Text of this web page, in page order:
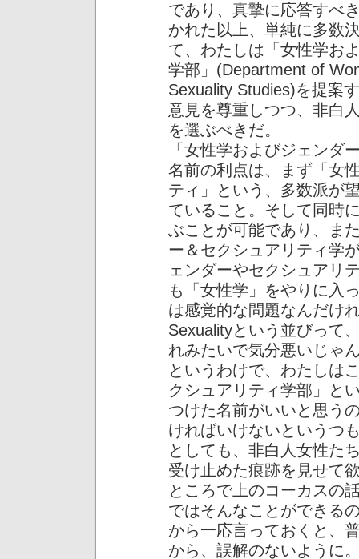
であり、真摯に応答すべ
かれた以上、単純に多数
て、わたしは「女性学お
学部」(Department of
Sexuality Studies)を提案
意見を尊重しつつ、非白
を選ぶべきだ。
「女性学およびジェンダ
名前の利点は、まず「女
ティ」という、多数派が
ていること。そして同時
ぶことが可能であり、ま
ー＆セクシュアリティ学
ェンダーやセクシュアリ
も「女性学」をやりに入
は感覚的な問題なんだけ
Sexualityという並びって
れみたいで気分悪いじゃ
というわけで、わたしは
クシュアリティ学部」と
つけた名前がいいと思う
ければいけないというつ
としても、非白人女性た
受け止めた痕跡を見せて
ところで上のコーカスの
ではそんなことができる
から一応言っておくと、
から、誤解のないように